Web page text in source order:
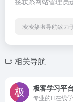
凌凌柒啦导航致力
相关导航
极客学习平台
专业的IT在线